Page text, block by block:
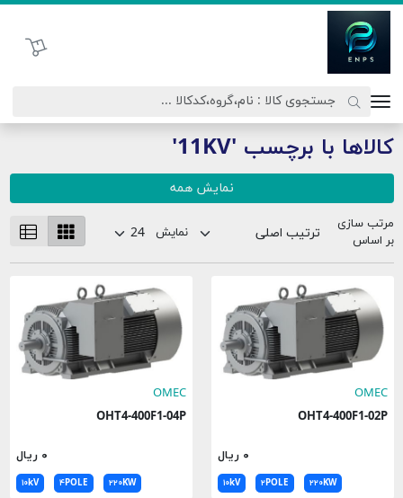
سبد خرید
کالاها با برچسب '11KV'
نمایش همه
مرتب سازی
بر اساس
نمایش
OMEC
OHT4-400F1-02P
۰ ریال
۲۲۰KW ۲POLE ۱۰kV
OMEC
OHT4-400F1-04P
۰ ریال
۲۲۰KW ۴POLE ۱۰kV